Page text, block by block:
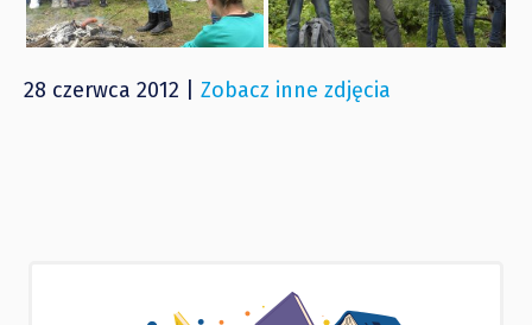
28 czerwca 2012 | Zobacz inne zdjęcia